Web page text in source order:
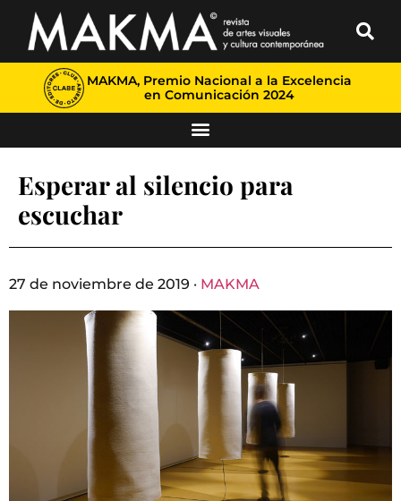
MAKMA, Premio Nacional a la Excelencia
en Comunicación 2024
Esperar al silencio para
escuchar
27 de noviembre de 2019 · MAKMA